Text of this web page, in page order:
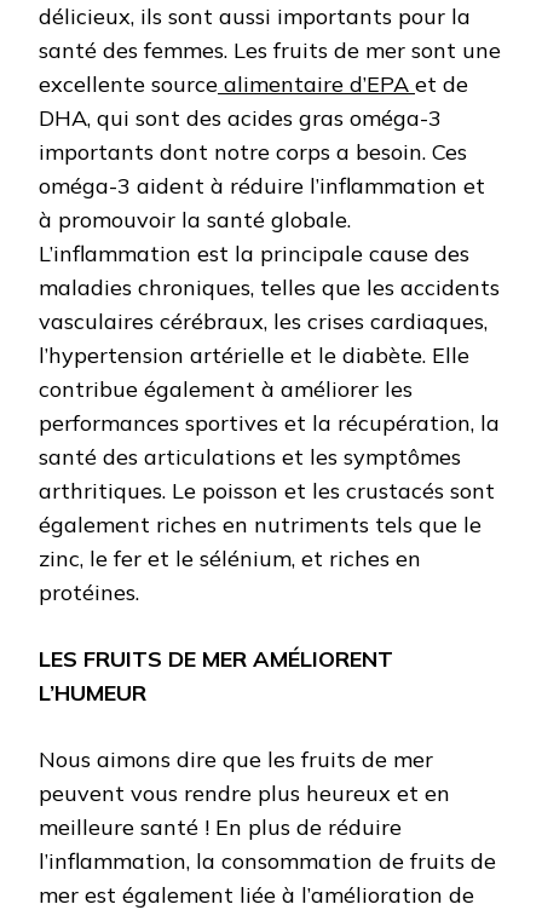
délicieux, ils sont aussi importants pour la
santé des femmes. Les fruits de mer sont une
excellente source alimentaire d’EPA et de
DHA, qui sont des acides gras oméga-3
importants dont notre corps a besoin. Ces
oméga-3 aident à réduire l’inflammation et
à promouvoir la santé globale.
L’inflammation est la principale cause des
maladies chroniques, telles que les accidents
vasculaires cérébraux, les crises cardiaques,
l’hypertension artérielle et le diabète. Elle
contribue également à améliorer les
performances sportives et la récupération, la
santé des articulations et les symptômes
arthritiques. Le poisson et les crustacés sont
également riches en nutriments tels que le
zinc, le fer et le sélénium, et riches en
protéines.
LES FRUITS DE MER AMÉLIORENT
L’HUMEUR
Nous aimons dire que les fruits de mer
peuvent vous rendre plus heureux et en
meilleure santé ! En plus de réduire
l’inflammation, la consommation de fruits de
mer est également liée à l’amélioration de